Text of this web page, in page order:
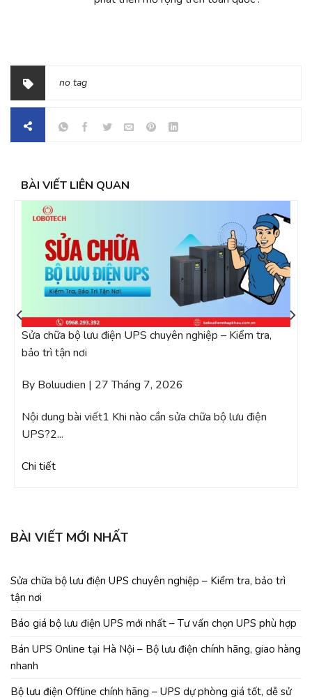
no tag
BÀI VIẾT LIÊN QUAN
Sửa chữa bộ lưu điện UPS chuyên nghiệp – Kiểm tra,
bảo trì tận nơi
By Boluudien | 27 Tháng 7, 2026
Nội dung bài viết1 Khi nào cần sửa chữa bộ lưu điện
UPS?2...
Chi tiết
BÀI VIẾT MỚI NHẤT
Sửa chữa bộ lưu điện UPS chuyên nghiệp – Kiểm tra, bảo trì
tận nơi
Báo giá bộ lưu điện UPS mới nhất – Tư vấn chọn UPS phù hợp
Bán UPS Online tại Hà Nội – Bộ lưu điện chính hãng, giao hàng
nhanh
Bộ lưu điện Offline chính hãng – UPS dự phòng giá tốt, dễ sử